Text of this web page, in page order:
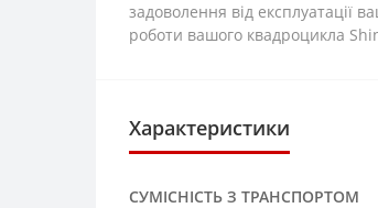
задоволення від експлуатації
роботи вашого квадроцикла
Характеристики
СУМІСНІСТЬ З ТРАНСПОРТОМ